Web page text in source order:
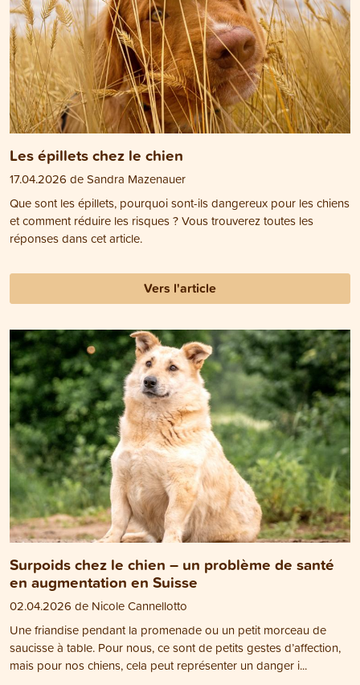
Les épillets chez le chien
17.04.2026 de Sandra Mazenauer
Que sont les épillets, pourquoi sont-ils dangereux pour les chiens
et comment réduire les risques ? Vous trouverez toutes les
réponses dans cet article.
Vers l'article
Surpoids chez le chien – un problème de santé
en augmentation en Suisse
02.04.2026 de Nicole Cannellotto
Une friandise pendant la promenade ou un petit morceau de
saucisse à table. Pour nous, ce sont de petits gestes d’affection,
mais pour nos chiens, cela peut représenter un danger i...